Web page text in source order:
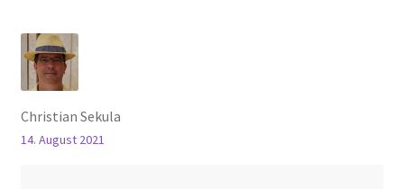
Christian Sekula
14. August 2021